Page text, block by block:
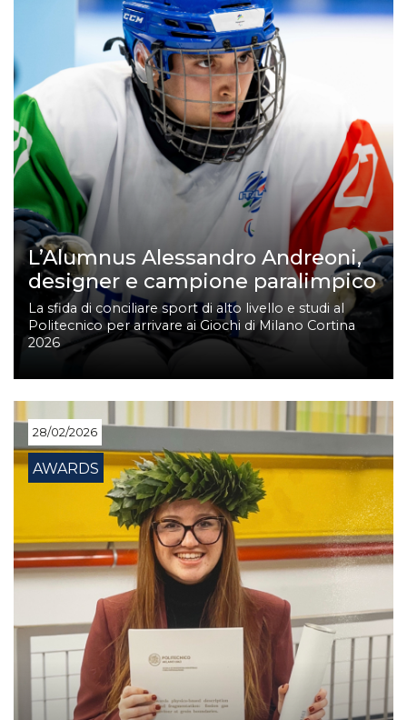
L’Alumnus Alessandro Andreoni,
designer e campione paralimpico
La sfida di conciliare sport di alto livello e studi al
Politecnico per arrivare ai Giochi di Milano Cortina
2026
28/02/2026
AWARDS